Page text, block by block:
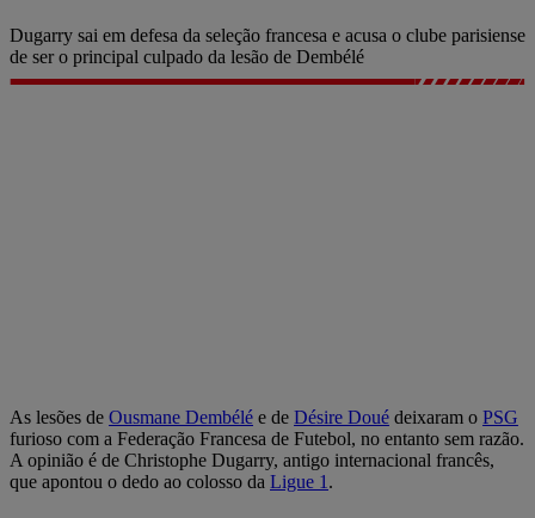
Dugarry sai em defesa da seleção francesa e acusa o clube parisiense
de ser o principal culpado da lesão de Dembélé
As lesões de Ousmane Dembélé e de Désire Doué deixaram o PSG
furioso com a Federação Francesa de Futebol, no entanto sem razão.
A opinião é de Christophe Dugarry, antigo internacional francês,
que apontou o dedo ao colosso da Ligue 1 .